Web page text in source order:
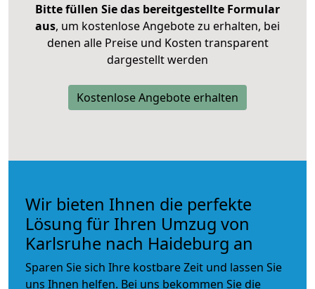
Bitte füllen Sie das bereitgestellte Formular
aus, um kostenlose Angebote zu erhalten, bei
denen alle Preise und Kosten transparent
dargestellt werden
Kostenlose Angebote erhalten
Wir bieten Ihnen die perfekte
Lösung für Ihren Umzug von
Karlsruhe nach Haideburg an
Sparen Sie sich Ihre kostbare Zeit und lassen Sie
uns Ihnen helfen. Bei uns bekommen Sie die